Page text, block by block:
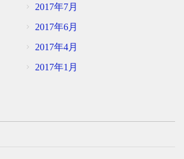
2017年7月
2017年6月
2017年4月
2017年1月